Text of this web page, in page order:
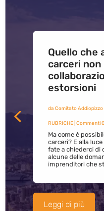
Quello che
carceri
estorsioni
da Comitato Addiopizzo|
RUBRICHE| Commenti 0
Ma come è
carceri? E alla
fate a chiederci di
alcune delle
imprenditori che
Leggi di più